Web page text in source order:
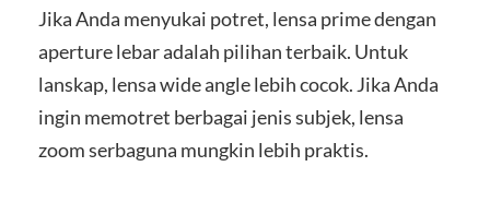
Jika Anda menyukai potret, lensa prime dengan
aperture lebar adalah pilihan terbaik. Untuk
lanskap, lensa wide angle lebih cocok. Jika Anda
ingin memotret berbagai jenis subjek, lensa
zoom serbaguna mungkin lebih praktis.